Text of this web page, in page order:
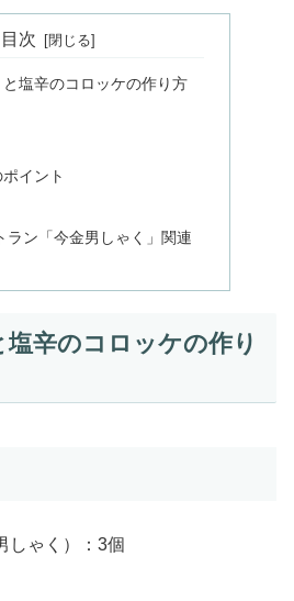
目次
塩辛のコロッケの作り方
イント
ラン「今金男しゃく」関連
辛のコロッケの作り
しゃく）：3個